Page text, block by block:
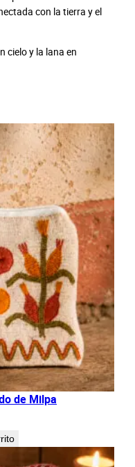
con la tierra y el
cielo y la lana en
de Milpa